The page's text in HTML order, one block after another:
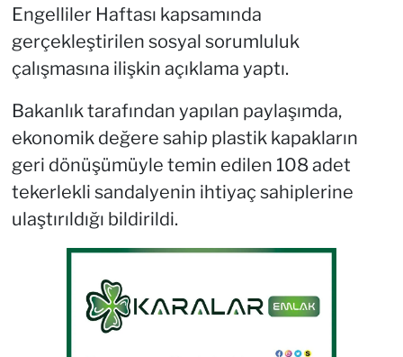
Engelliler Haftası kapsamında
gerçekleştirilen sosyal sorumluluk
çalışmasına ilişkin açıklama yaptı.
Bakanlık tarafından yapılan paylaşımda,
ekonomik değere sahip plastik kapakların
geri dönüşümüyle temin edilen 108 adet
tekerlekli sandalyenin ihtiyaç sahiplerine
ulaştırıldığı bildirildi.